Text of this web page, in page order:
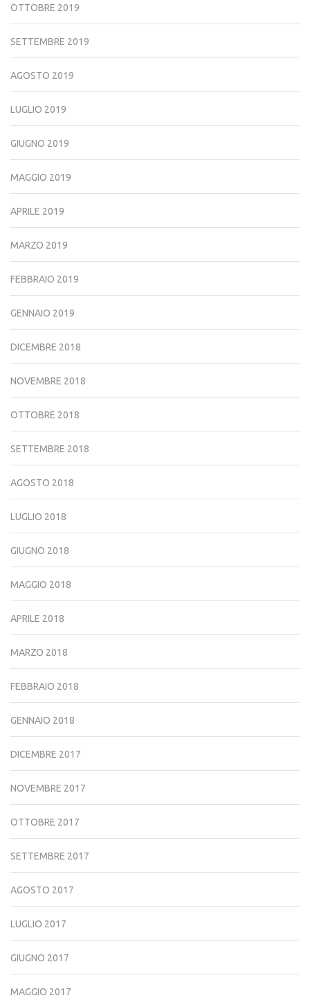
OTTOBRE 2019
SETTEMBRE 2019
AGOSTO 2019
LUGLIO 2019
GIUGNO 2019
MAGGIO 2019
APRILE 2019
MARZO 2019
FEBBRAIO 2019
GENNAIO 2019
DICEMBRE 2018
NOVEMBRE 2018
OTTOBRE 2018
SETTEMBRE 2018
AGOSTO 2018
LUGLIO 2018
GIUGNO 2018
MAGGIO 2018
APRILE 2018
MARZO 2018
FEBBRAIO 2018
GENNAIO 2018
DICEMBRE 2017
NOVEMBRE 2017
OTTOBRE 2017
SETTEMBRE 2017
AGOSTO 2017
LUGLIO 2017
GIUGNO 2017
MAGGIO 2017